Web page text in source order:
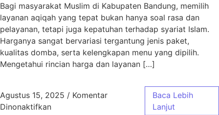
Bagi masyarakat Muslim di Kabupaten Bandung, memilih
layanan aqiqah yang tepat bukan hanya soal rasa dan
pelayanan, tetapi juga kepatuhan terhadap syariat Islam.
Harganya sangat bervariasi tergantung jenis paket,
kualitas domba, serta kelengkapan menu yang dipilih.
Mengetahui rincian harga dan layanan […]
Agustus 15, 2025 / Komentar
Dinonaktifkanpada Harga Aqiqah Kabupaten Bandung
Baca Lebih
Lanjut